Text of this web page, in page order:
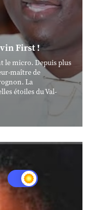
First !
le micro. Depuis plus
maître de
La
étoiles du Val-